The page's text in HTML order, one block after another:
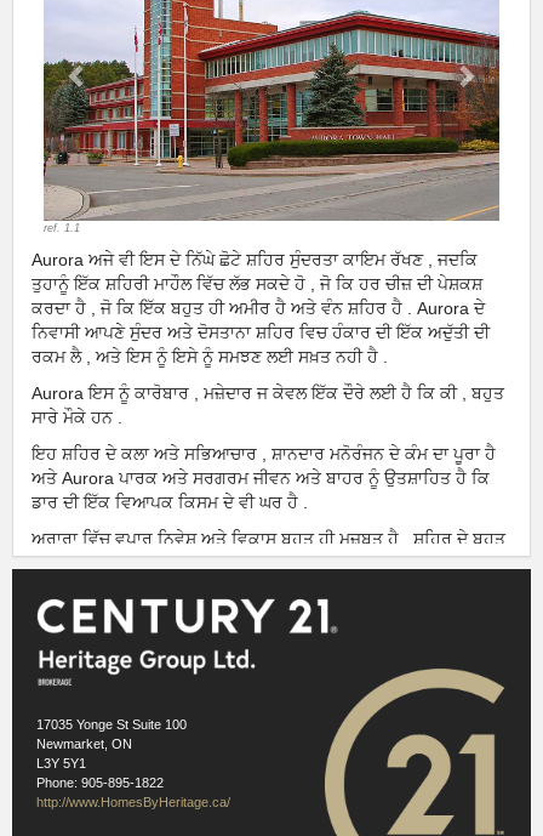
ref. 1.1
Aurora ਅਜੇ ਵੀ ਇਸ ਦੇ ਨਿੱਘੇ ਛੋਟੇ ਸ਼ਹਿਰ ਸੁੰਦਰਤਾ ਕਾਇਮ ਰੱਖਣ , ਜਦਕਿ
ਤੁਹਾਨੂੰ ਇੱਕ ਸ਼ਹਿਰੀ ਮਾਹੌਲ ਵਿੱਚ ਲੱਭ ਸਕਦੇ ਹੋ , ਜੋ ਕਿ ਹਰ ਚੀਜ਼ ਦੀ ਪੇਸ਼ਕਸ਼
ਕਰਦਾ ਹੈ , ਜੋ ਕਿ ਇੱਕ ਬਹੁਤ ਹੀ ਅਮੀਰ ਹੈ ਅਤੇ ਵੰਨ ਸ਼ਹਿਰ ਹੈ . Aurora ਦੇ
ਨਿਵਾਸੀ ਆਪਣੇ ਸੁੰਦਰ ਅਤੇ ​​ਦੋਸਤਾਨਾ ਸ਼ਹਿਰ ਵਿਚ ਹੰਕਾਰ ਦੀ ਇੱਕ ਅਦੁੱਤੀ ਦੀ
ਰਕਮ ਲੈ , ਅਤੇ ਇਸ ਨੂੰ ਇਸੇ ਨੂੰ ਸਮਝਣ ਲਈ ਸਖ਼ਤ ਨਹੀ ਹੈ .
Aurora ਇਸ ਨੂੰ ਕਾਰੋਬਾਰ , ਮਜ਼ੇਦਾਰ ਜ ਕੇਵਲ ਇੱਕ ਦੌਰੇ ਲਈ ਹੈ ਕਿ ਕੀ , ਬਹੁਤ
ਸਾਰੇ ਮੌਕੇ ਹਨ .
ਇਹ ਸ਼ਹਿਰ ਦੇ ਕਲਾ ਅਤੇ ਸਭਿਆਚਾਰ , ਸ਼ਾਨਦਾਰ ਮਨੋਰੰਜਨ ਦੇ ਕੰਮ ਦਾ ਪੂਰਾ ਹੈ
ਅਤੇ Aurora ਪਾਰਕ ਅਤੇ ਸਰਗਰਮ ਜੀਵਨ ਅਤੇ ਬਾਹਰ ਨੂੰ ਉਤਸ਼ਾਹਿਤ ਹੈ ਕਿ
ਡਾਰ ਦੀ ਇੱਕ ਵਿਆਪਕ ਕਿਸਮ ਦੇ ਵੀ ਘਰ ਹੈ .
ਅਰਾਰਾ ਵਿੱਚ ਵਪਾਰ ਨਿਵੇਸ਼ ਅਤੇ ਵਿਕਾਸ ਬਹੁਤ ਹੀ ਮਜ਼ਬੂਤ ​​ਹੈ . ਸ਼ਹਿਰ ਦੇ ਬਹੁਤ
ਕਾਰੋਬਾਰ ' ਤੇ ਮੌਜੂਦ .
Aurora ਸਫ਼ਰ ਲਈ ਇੱਕ ਬਹੁਤ ਵਧੀਆ ਘਰ ਹੈ . ਟੋਰੰਟੋ ਇਸ ਨੂੰ ਸਧਾਰਨ ਵਾਸੀ
ਬੱਸ , ਕਾਰ ਦੇ ਕੇ ਰੋਜ਼ਾਨਾ ਕਮਿਊਟ, ਅਤੇ ਜ ਗੱਡੀ ਲਈ ਜਾ ਬਣਾਉਣ , ਦੂਰ ਸਿਰਫ
ਨੂੰ ਇਸ ਸੂਚੀ ਲਈ ਨੇਬਰਹੁੱਡ ਜਾਣਕਾਰੀ ਨੂੰ Homeania
ਤੱਕ ਲਾਇਸੰਸ ਅਧੀਨ
ਵਰਤਿਆ ਗਿਆ ਹੈ,
https://homeania.com/communities/ontario/aurora
17035 Yonge St Suite 100
Newmarket, ON
L3Y 5Y1
Phone: 905-895-1822
http://www.HomesByHeritage.ca/